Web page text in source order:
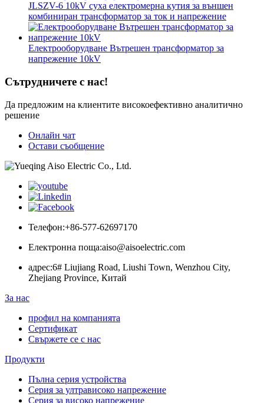
JLSZV-6 10kV суха електромерна кутия за външен
комбиниран трансформатор за ток и напрежение
Електрооборудване Вътрешен трансформатор за
напрежение 10kV
Сътрудничете с нас!
Да предложим на клиентите високоефективно аналитично
решение
Онлайн чат
Остави съобщение
Телефон:+86-577-62697170
Електронна поща:aiso@aisoelectric.com
адрес:6# Liujiang Road, Liushi Town, Wenzhou City,
Zhejiang Province, Китай
За нас
профил на компанията
Сертификат
Свържете се с нас
Продукти
Пълна серия устройства
Серия за ултрависоко напрежение
Серия за високо напрежение